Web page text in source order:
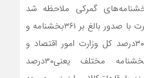
گمرکی ملاحظه شد
وزارت صنعت، معدن و تجارت با صدور بالغ بر ۳۶۱‌بخشنامه و
دستورالعمل مختلف یعنی ۳۰‌درصد کل وزارت امور اقتصاد و
دارایی با صدور ۳۵۹‌بخشنامه مختلف یعنی۳۰‌درصد